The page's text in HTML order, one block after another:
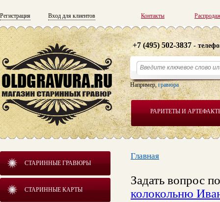
Регистрация Вход для клиентов Контакты
РАРИТЕТЫ И
+7 (495) 502-3837 -
Например,гравюра
СТАРИННЫЕ ГРАВЮРЫ
СТАРИННЫЕ КАРТЫ
Главная
Задать вопрос
колокольню